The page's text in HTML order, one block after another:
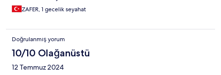
ZAFER, 1 gecelik seyahat
Doğrulanmış yorum
10/10 Olağanüstü
12 Temmuz 2024